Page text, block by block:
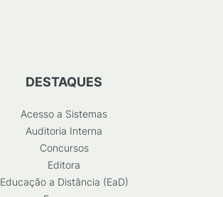
DESTAQUES
Acesso a Sistemas
Auditoria Interna
Concursos
Editora
Educação a Distância (EaD)